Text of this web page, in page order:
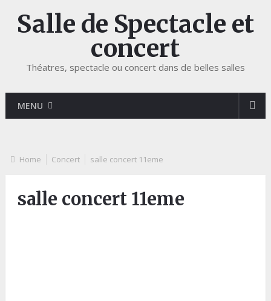
Salle de Spectacle et
concert
Théatres, spectacle ou concert dans de belles salles
MENU
Home Concert salle concert 11eme
salle concert 11eme